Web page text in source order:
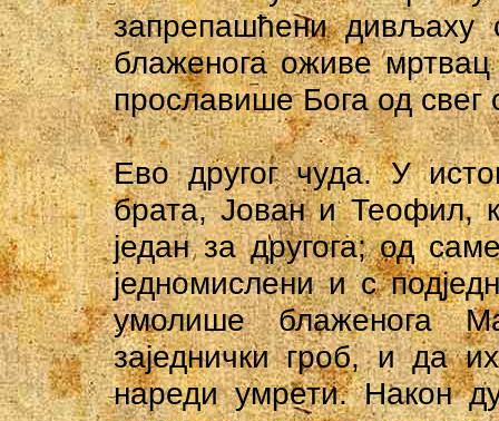
запрепашћени дивљаху
блаженога оживе
прославише Бога од свег
Ево другог чуда. У
брата, Јован и Теофил,
један за другога; од
једномислени и с
умолише блаженога
заједнички гроб, и да
нареди умрети. Након